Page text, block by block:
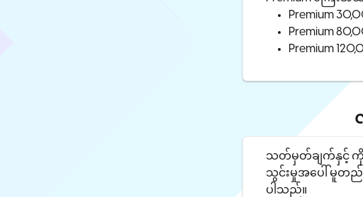
Premium
Premium
Premium
သတ်မှတ်ချက်နှင့် ကို
သွင်းမှုအပေါ် မူတည်
ပါသည်။